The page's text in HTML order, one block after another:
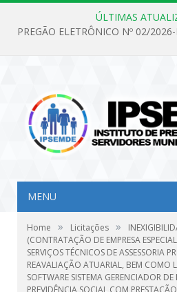
ÚLTIMAS
MENU
Home » Licitações »
(CONTRATAÇÃO DE EMPRESA
SERVIÇOS TÉCNICOS DE ASSESSORIA
REAVALIAÇÃO ATUARIAL, BEM COMO
SOFTWARE SISTEMA GERENCIADOR DE